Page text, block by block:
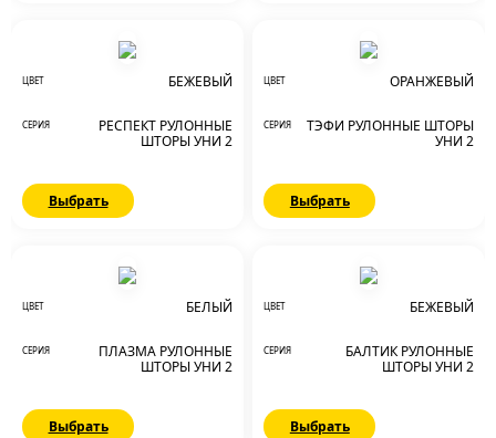
ЦВЕТ БЕЖЕВЫЙ
СЕРИЯ
РЕСПЕКТ РУЛОННЫЕ
ШТОРЫ УНИ 2
Выбрать
ЦВЕТ ОРАНЖЕВЫЙ
СЕРИЯ
ТЭФИ РУЛОННЫЕ ШТОРЫ
УНИ 2
Выбрать
ЦВЕТ БЕЛЫЙ
СЕРИЯ
ПЛАЗМА РУЛОННЫЕ
ШТОРЫ УНИ 2
Выбрать
ЦВЕТ БЕЖЕВЫЙ
СЕРИЯ
БАЛТИК РУЛОННЫЕ
ШТОРЫ УНИ 2
Выбрать